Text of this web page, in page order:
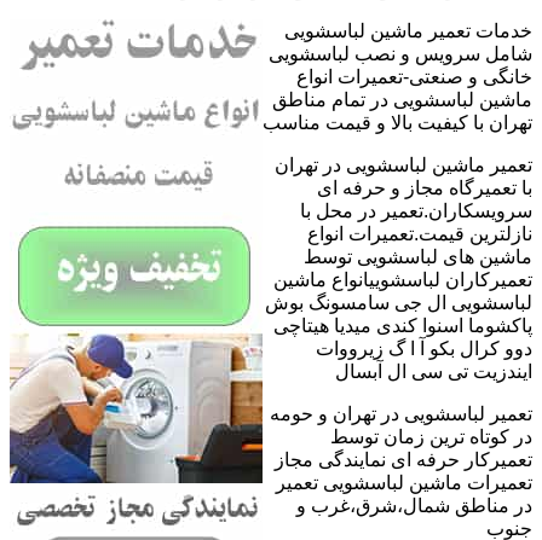
خدمات تعمیر ماشین لباسشویی
شامل سرویس و نصب لباسشویی
خانگی و صنعتی-تعمیرات انواع
ماشین لباسشویی در تمام مناطق
تهران با کیفیت بالا و قیمت مناسب
تعمیر ماشین لباسشویی در تهران
با تعمیرگاه مجاز و حرفه ای
سرویسکاران.تعمیر در محل با
نازلترین قیمت.تعمیرات انواع
ماشین های لباسشویی توسط
تعمیرکاران لباسشوییانواع ماشین
لباسشویی ال جی سامسونگ بوش
پاکشوما اسنوا کندی میدیا هیتاچی
دوو کرال بکو آ ا گ زیرووات
ایندزیت تی سی ال آبسال
تعمیر لباسشویی در تهران و حومه
در کوتاه ترین زمان توسط
تعمیرکار حرفه ای نمایندگی مجاز
تعمیرات ماشین لباسشویی تعمیر
در مناطق شمال،شرق،غرب و
جنوب